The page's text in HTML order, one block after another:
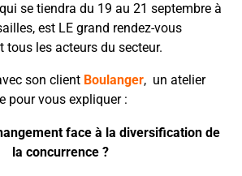
se tiendra du 19 au 21 septembre à
est LE grand rendez-vous
tous les acteurs du secteur.
son client Boulanger, un atelier
pour vous expliquer :
face à la diversification de
la concurrence ?